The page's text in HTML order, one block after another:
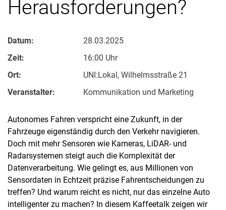
Herausforderungen?
Datum:
28.03.2025
Zeit:
16:00 Uhr
Ort:
UNI:Lokal, Wilhelmsstraße 21
Veranstalter:
Kommunikation und Marketing
Autonomes Fahren verspricht eine Zukunft, in der
Fahrzeuge eigenständig durch den Verkehr navigieren.
Doch mit mehr Sensoren wie Kameras, LiDAR- und
Radarsystemen steigt auch die Komplexität der
Datenverarbeitung. Wie gelingt es, aus Millionen von
Sensordaten in Echtzeit präzise Fahrentscheidungen zu
treffen? Und warum reicht es nicht, nur das einzelne Auto
intelligenter zu machen? In diesem Kaffeetalk zeigen wir